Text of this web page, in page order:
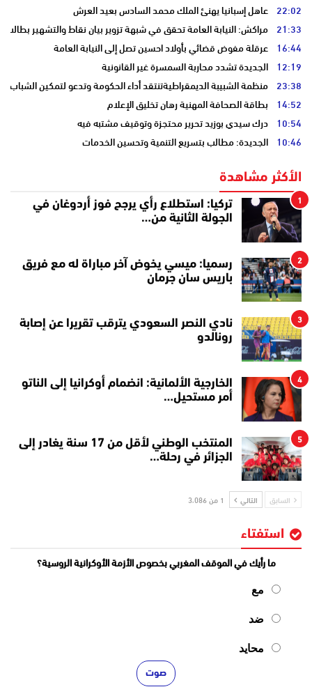
22:02 عاهل إسبانيا يهنئ الملك محمد السادس بعيد العرش
21:33 مراكش: النيابة العامة تحقق في شبهة تزوير بيان نقاط والتشهير بطالب
16:44 عرقلة مفوض قضائي بأولاد احسين تصل إلى النيابة العامة
12:19 الجديدة تشدد محاربة السمسرة غير القانونية
23:38 منظمة الشبيبة الديمقراطيةتنتقد أداء الحكومة وتدعو لتمكين الشباب
14:52 بطاقة الصحافة المهنية رهان تخليق الإعلام
10:54 درك سيدي بوزيد تحرير محتجزة وتوقيف مشتبه فيه
10:46 الجديدة: مطالب بتسريع التنمية وتحسين الخدمات
الأكثر مشاهدة
1
تركيا: استطلاع رأي يرجح فوز أردوغان في
الجولة الثانية من…
2
رسميا: ميسي يخوض آخر مباراة له مع فريق
باريس سان جرمان
3
نادي النصر السعودي يترقب تقريرا عن إصابة
رونالدو
4
الخارجية الألمانية: انضمام أوكرانيا إلى الناتو
أمر مستحيل…
5
المنتخب الوطني لأقل من 17 سنة يغادر إلى
الجزائر في رحلة…
السابق التالي 1 من 3٬086
استفتاء
ما رأيك في الموقف المغربي بخصوص الأزمة الأوكرانية الروسية؟
مع
ضد
محايد